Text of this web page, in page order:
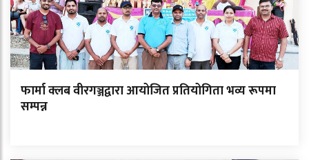
फार्मा क्लब वीरगञ्जद्वारा आयोजित प्रतियोगिता भव्य रूपमा
सम्पन्न